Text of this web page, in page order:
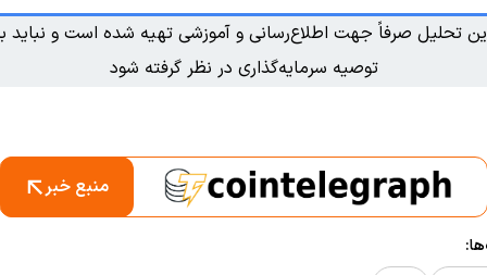
تحلیل صرفاً جهت اطلاع‌رسانی و آموزشی تهیه شده است و نباید
توصیه سرمایه‌گذاری در نظر گرفته شود
منبع خبر